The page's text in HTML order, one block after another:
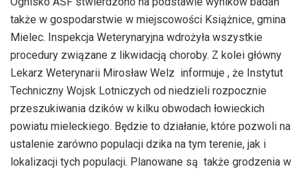
dźwiękowych
także w gospodarstwie w miejscowości Książnice, gmina
Mielec. Inspekcja Weterynaryjna wdrożyła wszystkie
procedury związane z likwidacją choroby. Z kolei główny
Lekarz Weterynarii Mirosław Welz informuje , że Instytut
Techniczny Wojsk Lotniczych od niedzieli rozpocznie
przeszukiwania dzików w kilku obwodach łowieckich
powiatu mieleckiego. Będzie to działanie, które pozwoli na
ustalenie zarówno populacji dzika na tym terenie, jak i
lokalizacji tych populacji. Planowane są także grodzenia w